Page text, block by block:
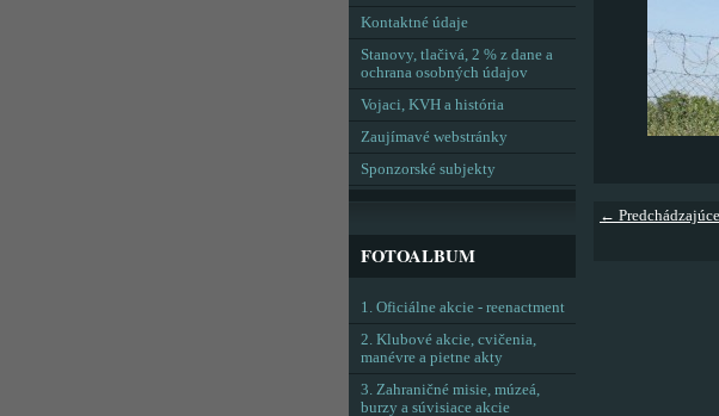
← Predchádzajúce
Kontaktné údaje
Stanovy, tlačivá, 2 % z dane a
ochrana osobných údajov
Vojaci, KVH a história
Zaujímavé webstránky
Sponzorské subjekty
FOTOALBUM
1. Oficiálne akcie - reenactment
2. Klubové akcie, cvičenia,
manévre a pietne akty
3. Zahraničné misie, múzeá,
burzy a súvisiace akcie